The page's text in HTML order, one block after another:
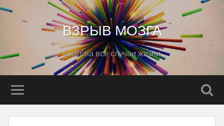
ВЗРЫВ МОЗГА
Сайт на все случаи жизни